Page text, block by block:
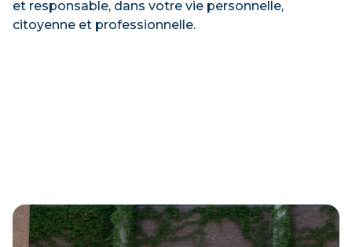
et responsable, dans votre vie personnelle,
citoyenne et professionnelle.